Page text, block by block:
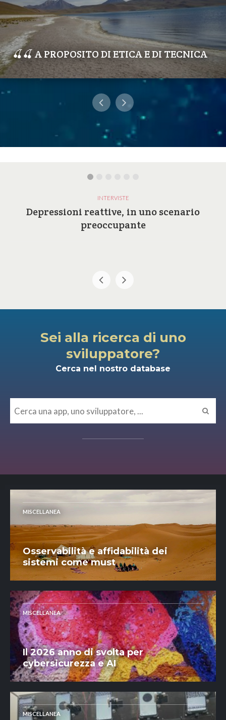
🍒🍒 A PROPOSITO DI ETICA E DI TECNICA
INTERVISTE
Depressioni reattive, in uno scenario
preoccupante
Sei alla ricerca di uno
sviluppatore?
Cerca nel nostro database
MISCELLANEA
Osservabilità e affidabilità dei
sistemi come must
MISCELLANEA
Il 2026 anno di svolta per
cybersicurezza e AI
MISCELLANEA